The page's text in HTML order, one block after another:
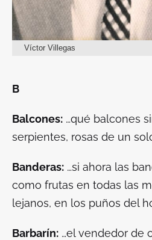
Víctor Villegas
B
Balcones: …qué balcones
serpientes, rosas de un
Banderas: …si ahora las
como frutas en todas las
lejanos, en los puños del
Barbarín: …el vendedor de